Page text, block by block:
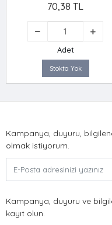
70,38 TL
Adet
Stokta Yok
Kampanya, duyuru,
olmak istiyorum.
Kampanya, duyuru ve
kayıt olun.